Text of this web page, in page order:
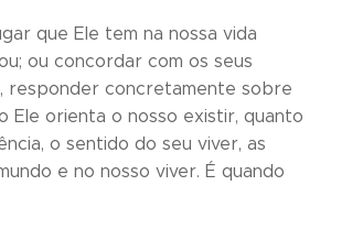
que Ele tem na nossa vida
ou concordar com os seus
responder concretamente sobre
Ele orienta o nosso existir, quanto
o sentido do seu viver, as
e no nosso viver. É quando